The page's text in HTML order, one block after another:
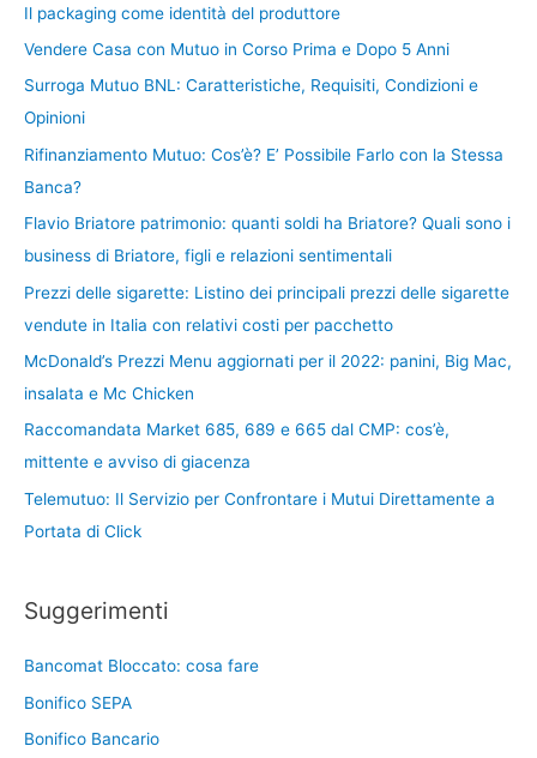
Il packaging come identità del produttore
Vendere Casa con Mutuo in Corso Prima e Dopo 5 Anni
Surroga Mutuo BNL: Caratteristiche, Requisiti, Condizioni e
Opinioni
Rifinanziamento Mutuo: Cos’è? E’ Possibile Farlo con la Stessa
Banca?
Flavio Briatore patrimonio: quanti soldi ha Briatore? Quali sono i
business di Briatore, figli e relazioni sentimentali
Prezzi delle sigarette: Listino dei principali prezzi delle sigarette
vendute in Italia con relativi costi per pacchetto
McDonald’s Prezzi Menu aggiornati per il 2022: panini, Big Mac,
insalata e Mc Chicken
Raccomandata Market 685, 689 e 665 dal CMP: cos’è,
mittente e avviso di giacenza
Telemutuo: Il Servizio per Confrontare i Mutui Direttamente a
Portata di Click
Suggerimenti
Bancomat Bloccato: cosa fare
Bonifico SEPA
Bonifico Bancario